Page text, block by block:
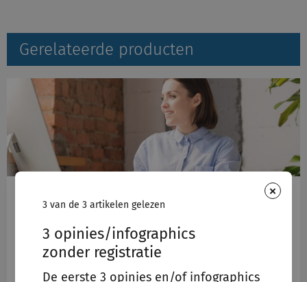
×
3 van de 3 artikelen gelezen
3 opinies/infographics
zonder registratie
De eerste 3 opinies en/of infographics
Gerelateerde producten
Het maken van een juridisch juist besluit
Hoe ga je om met nieuwe feiten tijdens een
bezwaar/beroepsprocedure? Met een goed